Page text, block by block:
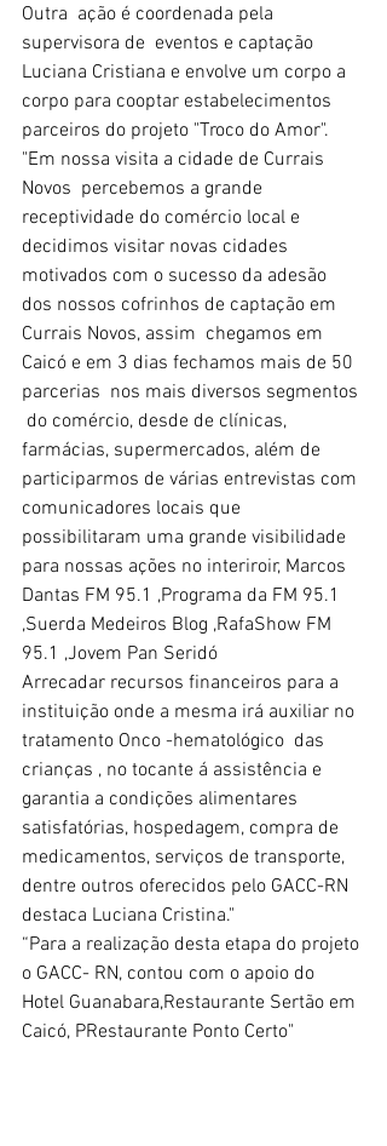
Outra  ação é coordenada pela
supervisora de  eventos e captação
Luciana Cristiana e envolve um corpo a
corpo para cooptar estabelecimentos
parceiros do projeto "Troco do Amor".
"Em nossa visita a cidade de Currais
Novos  percebemos a grande
receptividade do comércio local e
decidimos visitar novas cidades
motivados com o sucesso da adesão
dos nossos cofrinhos de captação em
Currais Novos, assim  chegamos em
Caicó e em 3 dias fechamos mais de 50
parcerias  nos mais diversos segmentos
do comércio, desde de clínicas,
farmácias, supermercados, além de
participarmos de várias entrevistas com
comunicadores locais que
possibilitaram uma grande visibilidade
para nossas ações no interiroir, Marcos
Dantas FM 95.1 ,Programa da FM 95.1
,Suerda Medeiros Blog ,RafaShow FM
95.1 ,Jovem Pan Seridó
Arrecadar recursos financeiros para a
instituição onde a mesma irá auxiliar no
tratamento Onco -hematológico  das
crianças , no tocante á assistência e
garantia a condições alimentares
satisfatórias, hospedagem, compra de
medicamentos, serviços de transporte,
dentre outros oferecidos pelo GACC-RN
destaca Luciana Cristina."
“Para a realização desta etapa do projeto
o GACC- RN, contou com o apoio do
Hotel Guanabara,Restaurante Sertão em
Caicó, PRestaurante Ponto Certo"